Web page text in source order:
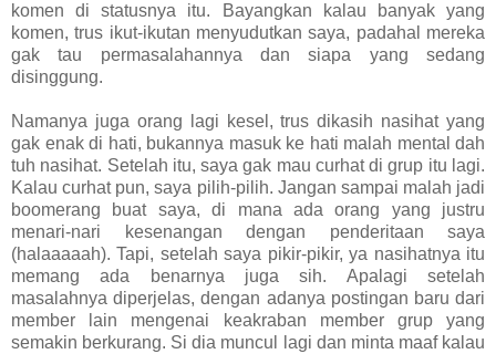
komen di statusnya itu. Bayangkan kalau banyak yang
komen, trus ikut-ikutan menyudutkan saya, padahal mereka
gak tau permasalahannya dan siapa yang sedang
disinggung.
Namanya juga orang lagi kesel, trus dikasih nasihat yang
gak enak di hati, bukannya masuk ke hati malah mental dah
tuh nasihat. Setelah itu, saya gak mau curhat di grup itu lagi.
Kalau curhat pun, saya pilih-pilih. Jangan sampai malah jadi
boomerang buat saya, di mana ada orang yang justru
menari-nari kesenangan dengan penderitaan saya
(halaaaaah). Tapi, setelah saya pikir-pikir, ya nasihatnya itu
memang ada benarnya juga sih. Apalagi setelah
masalahnya diperjelas, dengan adanya postingan baru dari
member lain mengenai keakraban member grup yang
semakin berkurang. Si dia muncul lagi dan minta maaf kalau